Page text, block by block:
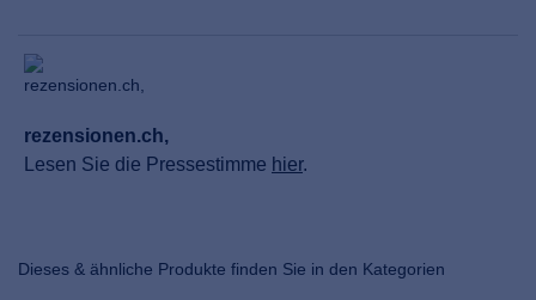
rezensionen.ch,
Lesen Sie die Pressestimme hier.
Dieses & ähnliche Produkte finden Sie in den Kategorien